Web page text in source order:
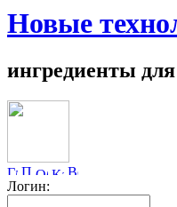
Новые
ингредиенты
Логин: